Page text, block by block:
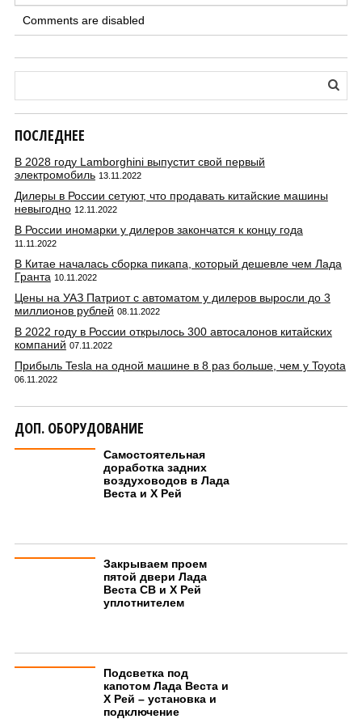
Comments are disabled
ПОСЛЕДНЕЕ
В 2028 году Lamborghini выпустит свой первый
электромобиль 13.11.2022
Дилеры в России сетуют, что продавать китайские машины
невыгодно 12.11.2022
В России иномарки у дилеров закончатся к концу года
11.11.2022
В Китае началась сборка пикапа, который дешевле чем Лада
Гранта 10.11.2022
Цены на УАЗ Патриот с автоматом у дилеров выросли до 3
миллионов рублей 08.11.2022
В 2022 году в России открылось 300 автосалонов китайских
компаний 07.11.2022
Прибыль Tesla на одной машине в 8 раз больше, чем у Toyota
06.11.2022
ДОП. ОБОРУДОВАНИЕ
Самостоятельная
доработка задних
воздуховодов в Лада
Веста и Х Рей
Закрываем проем
пятой двери Лада
Веста СВ и Х Рей
уплотнителем
Подсветка под
капотом Лада Веста и
Х Рей – установка и
подключение